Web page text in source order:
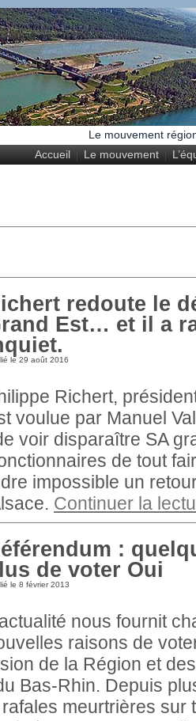
Le mouvement
Accueil
Le mouvement
redoute le
Est… et il a
le 29 août 2016
Richert,
voulue par Manuel
voir disparaître SA
de tout
impossible un
Continuer la
:
de voter Oui
le 8 février 2013
nous fournit
raisons de
de la Région et
Bas-Rhin. Depuis
meurtrières sur